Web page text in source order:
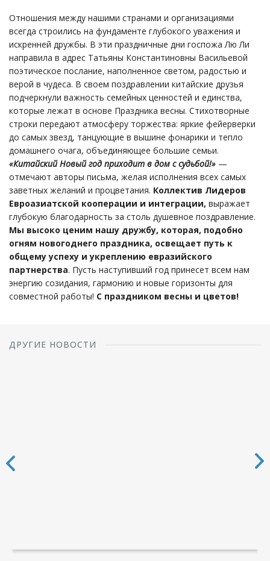
Отношения между нашими странами и организациями
всегда строились на фундаменте глубокого уважения и
искренней дружбы. В эти праздничные дни госпожа Лю Ли
направила в адрес Татьяны Константиновны Васильевой
поэтическое послание, наполненное светом, радостью и
верой в чудеса. В своем поздравлении китайские друзья
подчеркнули важность семейных ценностей и единства,
которые лежат в основе Праздника весны. Стихотворные
строки передают атмосферу торжества: яркие фейерверки
до самых звезд, танцующие в вышине фонарики и тепло
домашнего очага, объединяющее большие семьи.
«Китайский Новый год приходит в дом с судьбой!» —
отмечают авторы письма, желая исполнения всех самых
заветных желаний и процветания. Коллектив Лидеров
Евроазиатской кооперации и интеграции, выражает
глубокую благодарность за столь душевное поздравление.
Мы высоко ценим нашу дружбу, которая, подобно
огням новогоднего праздника, освещает путь к
общему успеху и укреплению евразийского
партнерства. Пусть наступивший год принесет всем нам
энергию созидания, гармонию и новые горизонты для
совместной работы! С праздником весны и цветов!
ДРУГИЕ НОВОСТИ